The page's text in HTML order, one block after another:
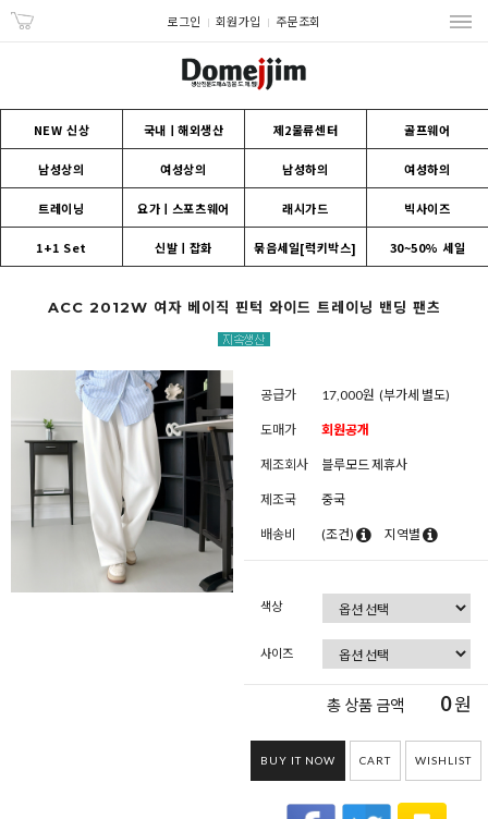
로그인 회원가입 주문조회
NEW 신상 국내ㅣ해외생산 제2물류센터 골프웨어
남성상의 여성상의 남성하의 여성하의
트레이닝 요가ㅣ스포츠웨어 래시가드 빅사이즈
1+1 Set 신발ㅣ잡화 묶음세일[럭키박스] 30~50% 세일
ACC 2012W 여자 베이직 핀턱 와이드 트레이닝 밴딩 팬츠
공급가 17,000원 (부가세 별도)
도매가 회원공개
제조회사 블루모드 제휴사
제조국 중국
배송비 (조건) 지역별
색상
사이즈
총 상품 금액 0원
BUY IT NOW CART WISHLIST